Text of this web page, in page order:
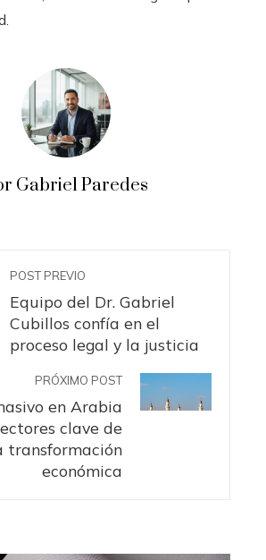
Gabriel Paredes
POST PREVIO
Equipo del Dr. Gabriel
Cubillos confía en el
proceso legal y la justicia
PRÓXIMO POST
en Arabia
clave de
transformación
económica